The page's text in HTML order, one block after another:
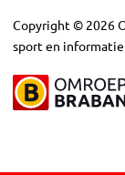
Copyright © 2026
sport en